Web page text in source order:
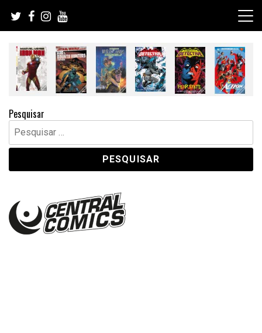
content
Pesquisar
Pesquisar
por: